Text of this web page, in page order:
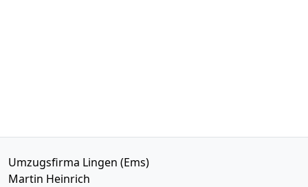
Umzugsfirma Lingen (Ems)
Martin Heinrich